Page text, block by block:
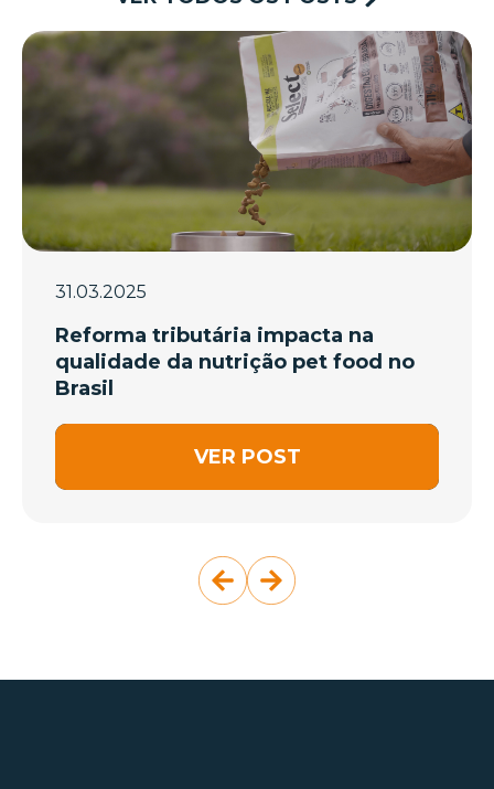
31.03.2025
Reforma tributária impacta na
qualidade da nutrição pet food no
Brasil
VER POST